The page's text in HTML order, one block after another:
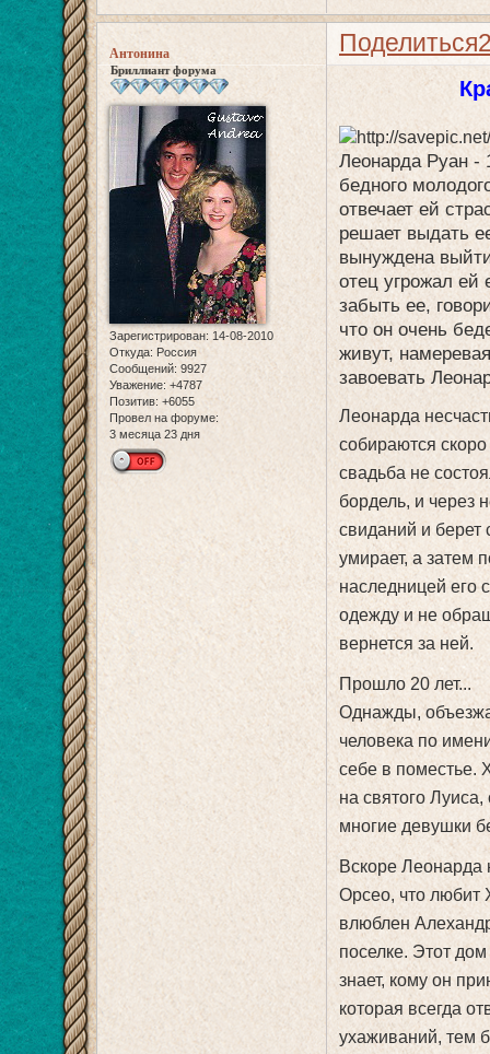
Поделиться
Антонина
Бриллиант форума
Зарегистрирован: 14-08-2010
Откуда: Россия
Сообщений: 9927
Уважение: +4787
Позитив: +6055
Провел на форуме:
3 месяца 23 дня
Леонарда Руан -
бедного
отвечает ей
решает выдать
вынуждена
отец угрожал ей
забыть ее,
что он очень
живут,
завоевать
Леонарда
собираются
свадьба не
бордель, и через
свиданий и
умирает, а затем
наследницей его
одежду и не
вернется за ней.
Прошло 20 лет...
Однажды,
человека по
себе в поместье.
на святого Луиса,
многие девушки
Вскоре Леонарда
Орсео, что любит
влюблен
поселке. Этот
знает, кому он
которая всегда
ухаживаний, тем